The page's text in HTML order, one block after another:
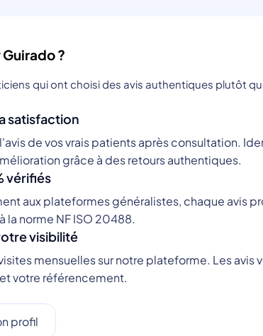
?
qui ont choisi des avis authentiques plutôt
satisfaction
de vos vrais patients après consultation.
grâce à des retours authentiques.
vérifiés
aux plateformes généralistes, chaque avis
la norme NF ISO 20488.
visibilité
mensuelles sur notre plateforme. Les avis
votre référencement.
profil